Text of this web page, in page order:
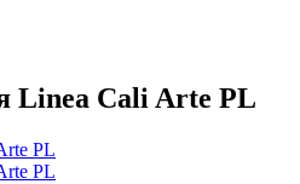
Linea Cali Arte PL